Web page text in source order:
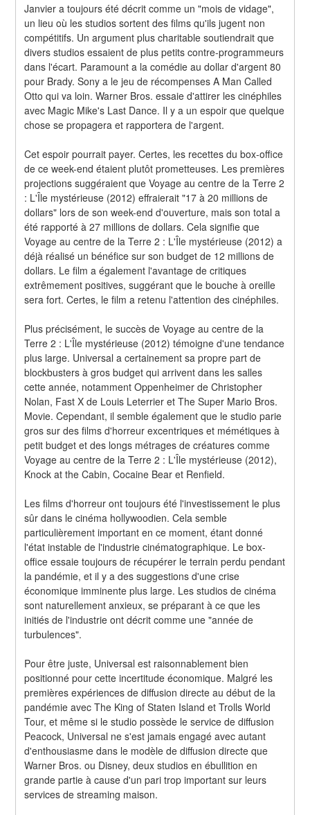
Janvier a toujours été décrit comme un "mois de vidage",
un lieu où les studios sortent des films qu'ils jugent non
compétitifs. Un argument plus charitable soutiendrait que
divers studios essaient de plus petits contre-programmeurs
dans l'écart. Paramount a la comédie au dollar d'argent 80
pour Brady. Sony a le jeu de récompenses A Man Called
Otto qui va loin. Warner Bros. essaie d'attirer les cinéphiles
avec Magic Mike's Last Dance. Il y a un espoir que quelque
chose se propagera et rapportera de l'argent.
Cet espoir pourrait payer. Certes, les recettes du box-office
de ce week-end étaient plutôt prometteuses. Les premières
projections suggéraient que Voyage au centre de la Terre 2
: L'Île mystérieuse (2012) effraierait "17 à 20 millions de
dollars" lors de son week-end d'ouverture, mais son total a
été rapporté à 27 millions de dollars. Cela signifie que
Voyage au centre de la Terre 2 : L'Île mystérieuse (2012) a
déjà réalisé un bénéfice sur son budget de 12 millions de
dollars. Le film a également l'avantage de critiques
extrêmement positives, suggérant que le bouche à oreille
sera fort. Certes, le film a retenu l'attention des cinéphiles.
Plus précisément, le succès de Voyage au centre de la
Terre 2 : L'Île mystérieuse (2012) témoigne d'une tendance
plus large. Universal a certainement sa propre part de
blockbusters à gros budget qui arrivent dans les salles
cette année, notamment Oppenheimer de Christopher
Nolan, Fast X de Louis Leterrier et The Super Mario Bros.
Movie. Cependant, il semble également que le studio parie
gros sur des films d'horreur excentriques et mémétiques à
petit budget et des longs métrages de créatures comme
Voyage au centre de la Terre 2 : L'Île mystérieuse (2012),
Knock at the Cabin, Cocaine Bear et Renfield.
Les films d'horreur ont toujours été l'investissement le plus
sûr dans le cinéma hollywoodien. Cela semble
particulièrement important en ce moment, étant donné
l'état instable de l'industrie cinématographique. Le box-
office essaie toujours de récupérer le terrain perdu pendant
la pandémie, et il y a des suggestions d'une crise
économique imminente plus large. Les studios de cinéma
sont naturellement anxieux, se préparant à ce que les
initiés de l'industrie ont décrit comme une "année de
turbulences".
Pour être juste, Universal est raisonnablement bien
positionné pour cette incertitude économique. Malgré les
premières expériences de diffusion directe au début de la
pandémie avec The King of Staten Island et Trolls World
Tour, et même si le studio possède le service de diffusion
Peacock, Universal ne s'est jamais engagé avec autant
d'enthousiasme dans le modèle de diffusion directe que
Warner Bros. ou Disney, deux studios en ébullition en
grande partie à cause d'un pari trop important sur leurs
services de streaming maison.